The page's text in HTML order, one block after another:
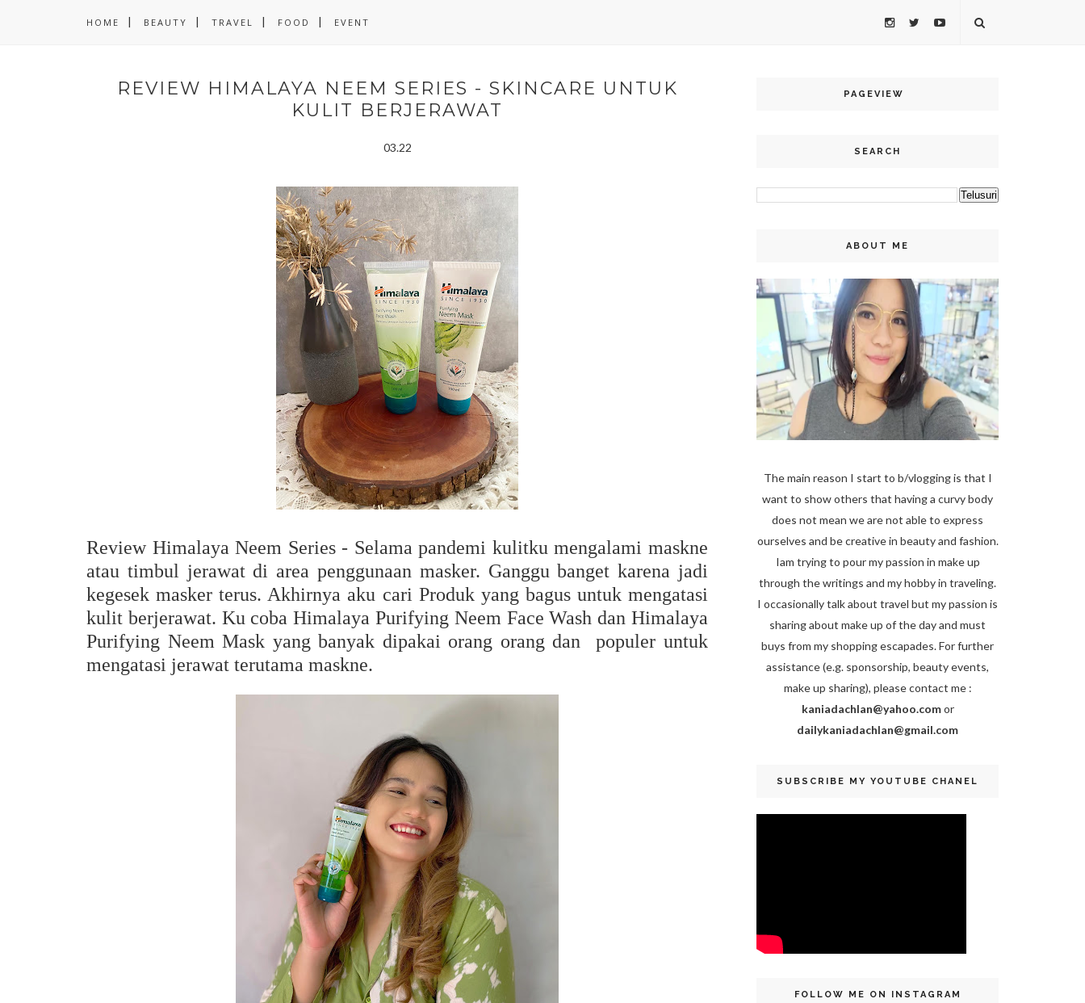
HOME BEAUTY TRAVEL FOOD EVENT
REVIEW HIMALAYA NEEM SERIES - SKINCARE UNTUK
KULIT BERJERAWAT
03.22
Review Himalaya Neem Series - Selama pandemi kulitku mengalami maskne
atau timbul jerawat di area penggunaan masker. Ganggu banget karena jadi
kegesek masker terus. Akhirnya aku cari Produk yang bagus untuk mengatasi
kulit berjerawat. Ku coba Himalaya Purifying Neem Face Wash dan Himalaya
Purifying Neem Mask yang banyak dipakai orang orang dan populer untuk
mengatasi jerawat terutama maskne.
PAGEVIEW
SEARCH
ABOUT ME
The main reason I start to b/vlogging is that I
want to show others that having a curvy body
does not mean we are not able to express
ourselves and be creative in beauty and fashion.
Iam trying to pour my passion in make up
through the writings and my hobby in traveling.
I occasionally talk about travel but my passion is
sharing about make up of the day and must
buys from my shopping escapades. For further
assistance (e.g. sponsorship, beauty events,
make up sharing), please contact me :
kaniadachlan@yahoo.comor
dailykaniadachlan@gmail.com
SUBSCRIBE MY YOUTUBE CHANEL
FOLLOW ME ON INSTAGRAM